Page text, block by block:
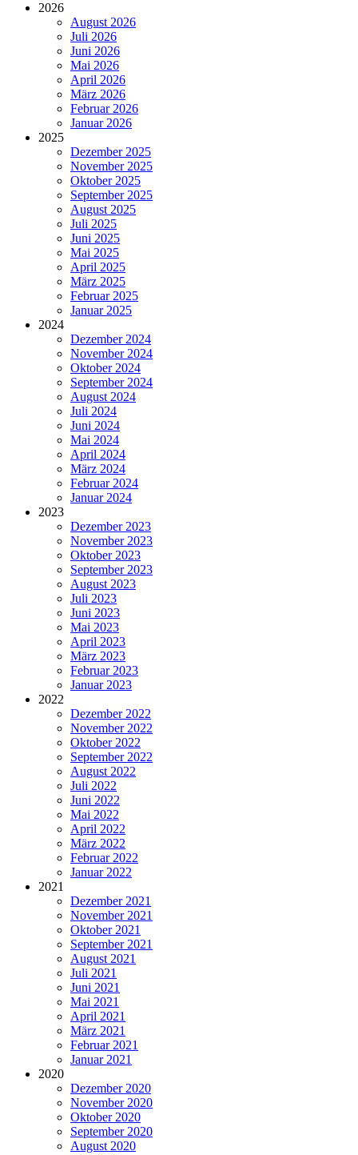
2026
August 2026
Juli 2026
Juni 2026
Mai 2026
April 2026
März 2026
Februar 2026
Januar 2026
2025
Dezember 2025
November 2025
Oktober 2025
September 2025
August 2025
Juli 2025
Juni 2025
Mai 2025
April 2025
März 2025
Februar 2025
Januar 2025
2024
Dezember 2024
November 2024
Oktober 2024
September 2024
August 2024
Juli 2024
Juni 2024
Mai 2024
April 2024
März 2024
Februar 2024
Januar 2024
2023
Dezember 2023
November 2023
Oktober 2023
September 2023
August 2023
Juli 2023
Juni 2023
Mai 2023
April 2023
März 2023
Februar 2023
Januar 2023
2022
Dezember 2022
November 2022
Oktober 2022
September 2022
August 2022
Juli 2022
Juni 2022
Mai 2022
April 2022
März 2022
Februar 2022
Januar 2022
2021
Dezember 2021
November 2021
Oktober 2021
September 2021
August 2021
Juli 2021
Juni 2021
Mai 2021
April 2021
März 2021
Februar 2021
Januar 2021
2020
Dezember 2020
November 2020
Oktober 2020
September 2020
August 2020